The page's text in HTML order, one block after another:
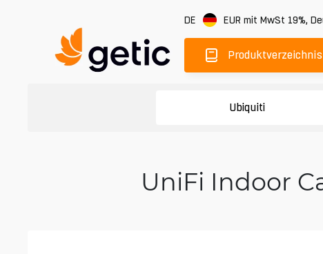
DE EUR mit MwSt 19%,
Produktverzeichnis
Ubiquiti
UniFi Indoor